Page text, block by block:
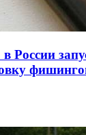
России